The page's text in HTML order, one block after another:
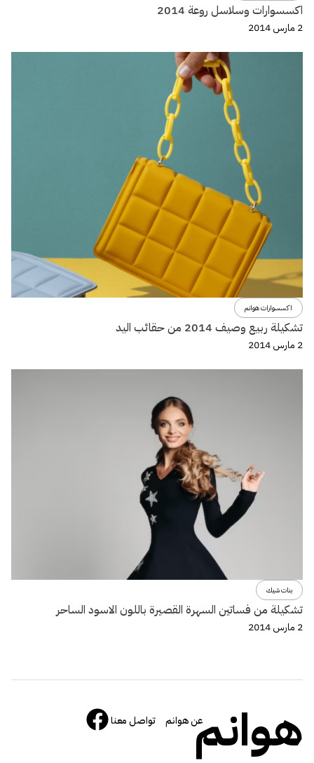
اكسسوارات وسلاسل روعة 2014
2 مارس 2014
اكسسوارات هوانم
تشكيلة ربيع وصيف 2014 من حقائب اليد
2 مارس 2014
بنات شيك
تشكيلة من فساتين السهرة القصيرة باللون الاسود الساحر
2 مارس 2014
هوانمعن هوانم تواصل معنا